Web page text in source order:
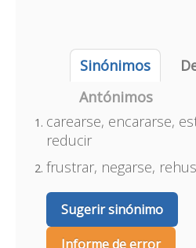
Sinónimos
Antónimos
carearse, encararse,
reducir
frustrar, negarse,
Sugerir sinónimo
Informe de error